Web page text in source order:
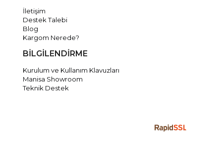
İletişim
Destek Talebi
Blog
Kargom Nerede?
BİLGİLENDİRME
Kurulum ve Kullanım Klavuzları
Manisa Showroom
Teknik Destek